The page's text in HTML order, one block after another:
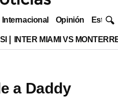
Internacional Opinión Estilo
INTER MIAMI VS
a Daddy